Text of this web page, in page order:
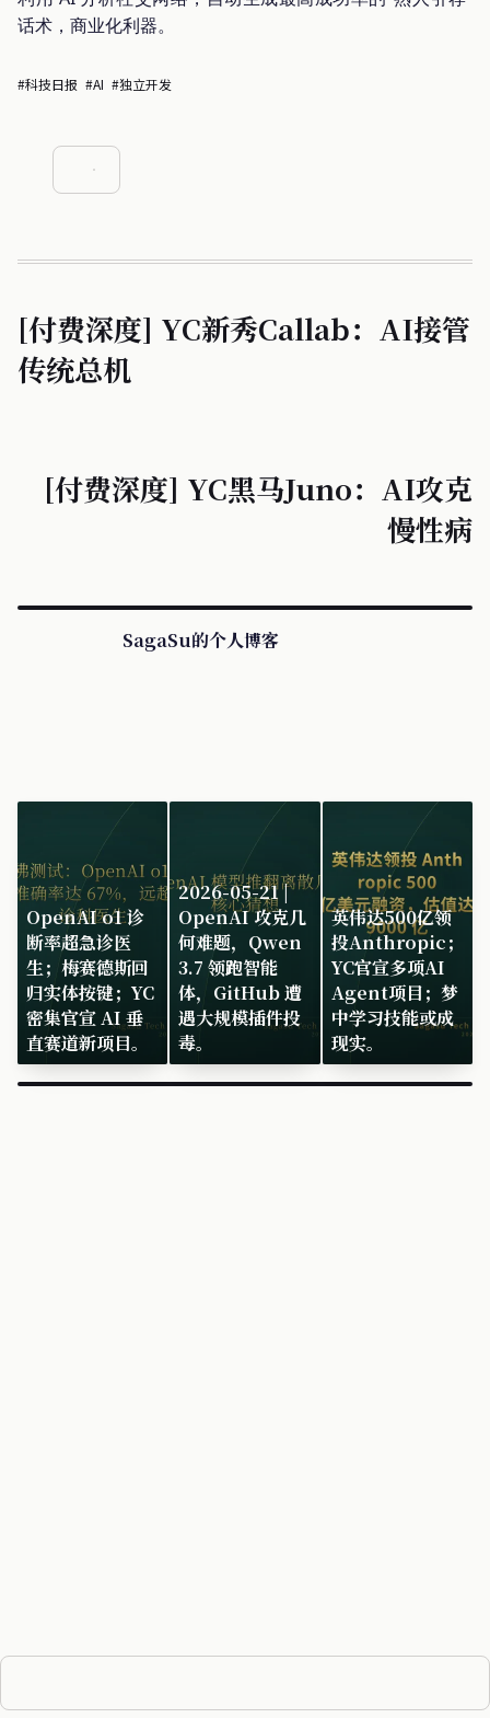
话术，商业化利器。
#科技日报 #AI #独立开发
[付费深度] YC新秀Callab：AI接管
传统总机
[付费深度] YC黑马Juno：AI攻克
慢性病
SagaSu的个人博客
OpenAI o1 诊
断率超急诊医
生；梅赛德斯回
归实体按键；YC
密集官宣 AI 垂
直赛道新项目。
2026-05-21 |
OpenAI 攻克几
何难题，Qwen
3.7 领跑智能
体，GitHub 遭
遇大规模插件投
毒。
英伟达500亿领
投Anthropic；
YC官宣多项AI
Agent项目；梦
中学习技能或成
现实。